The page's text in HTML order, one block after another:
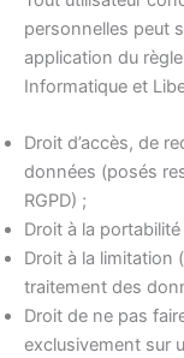
personnelles peut
application du
Informatique et
Droit d’accès, de
données (posés
RGPD) ;
Droit à la
Droit à la limitation
traitement des
Droit de ne pas
exclusivement sur